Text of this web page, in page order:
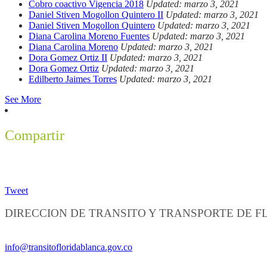
Cobro coactivo Vigencia 2018 Updated: marzo 3, 2021
Daniel Stiven Mogollon Quintero II Updated: marzo 3, 2021
Daniel Stiven Mogollon Quintero Updated: marzo 3, 2021
Diana Carolina Moreno Fuentes Updated: marzo 3, 2021
Diana Carolina Moreno Updated: marzo 3, 2021
Dora Gomez Ortiz II Updated: marzo 3, 2021
Dora Gomez Ortiz Updated: marzo 3, 2021
Edilberto Jaimes Torres Updated: marzo 3, 2021
See More
Compartir
Tweet
DIRECCION DE TRANSITO Y TRANSPORTE DE
info@transitofloridablanca.gov.co